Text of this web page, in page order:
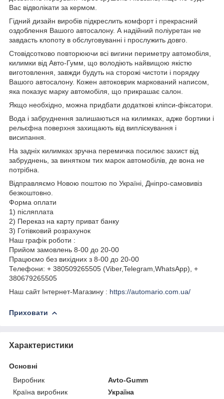
Вас відволікати за кермом.
Гідний дизайн виробів підкреслить комфорт і прекрасний
оздоблення Вашого автосалону. А надійний поліуретан не
завдасть клопоту в обслуговуванні і прослужить довго.
Стовідсотково повторюючи всі вигини периметру автомобіля,
килимки від Авто-Гумм, що володіють найвищою якістю
виготовлення, завжди будуть на сторожі чистоти і порядку
Вашого автосалону. Кожен автоковрик маркований написом,
яка показує марку автомобіля, що прикрашає салон.
Якщо необхідно, можна придбати додаткові кліпси-фіксатори.
Вода і забруднення залишаються на килимках, адже бортики і
рельєфна поверхня захищають від випліскування і
висипання.
На задніх килимках зручна перемичка посилює захист від
забруднень, за винятком тих марок автомобілів, де вона не
потрібна.
Відправляємо Новою поштою по Україні, Дніпро-самовивіз
безкоштовно.
Форма оплати
1) післяплата
2) Переказ на карту приват банку
3) Готівковий розрахунок
Наш графік роботи :
Прийом замовлень 8-00 до 20-00
Працюємо без вихідних з 8-00 до 20-00
Телефони: + 380509265505 (Viber,Telegram,WhatsApp), +
380679265505
Наш сайт Інтернет-Магазину : https://automario.com.ua/
Приховати
Характеристики
Основні
Виробник
Avto-Gumm
Країна виробник
Україна